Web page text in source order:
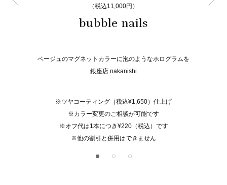
（税込11,000円）
bubble nails
ベージュのマグネットカラーに泡のようなホログラムを
銀座店 nakanishi
※ツヤコーティング（税込¥1,650）仕上げ
※カラー変更のご相談が可能です
※オフ代は1本につき¥220（税込）です
※他の割引と併用はできません